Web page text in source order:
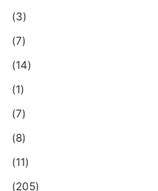
(3)
(7)
(14)
(1)
(7)
(8)
(11)
(205)